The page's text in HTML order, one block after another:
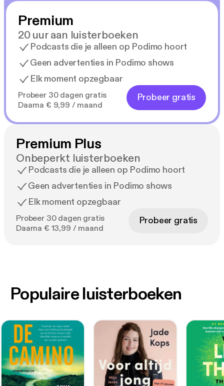
statushouders. Ze verblijft zowel in Nederland als in
Portugal.
Premium
20 uur aan luisterboeken
Podcasts die je alleen op Podimo hoort
Geen advertenties in Podimo shows
Elk moment opzegbaar
Probeer 30 dagen gratis
Daarna € 9,99 / maand
Probeer gratis
Premium Plus
Onbeperkt luisterboeken
Podcasts die je alleen op Podimo hoort
Geen advertenties in Podimo shows
Elk moment opzegbaar
Probeer 30 dagen gratis
Daarna € 13,99 / maand
Probeer gratis
Populaire luisterboeken